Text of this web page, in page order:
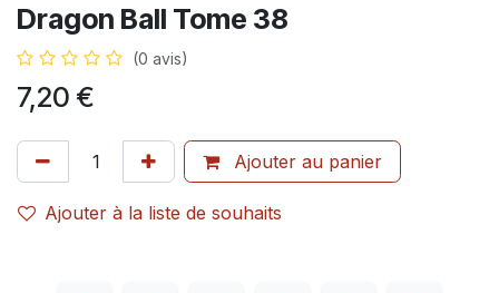
Dragon Ball Tome 38
(0 avis)
7,20 €
Ajouter au panier
Ajouter à la liste de souhaits